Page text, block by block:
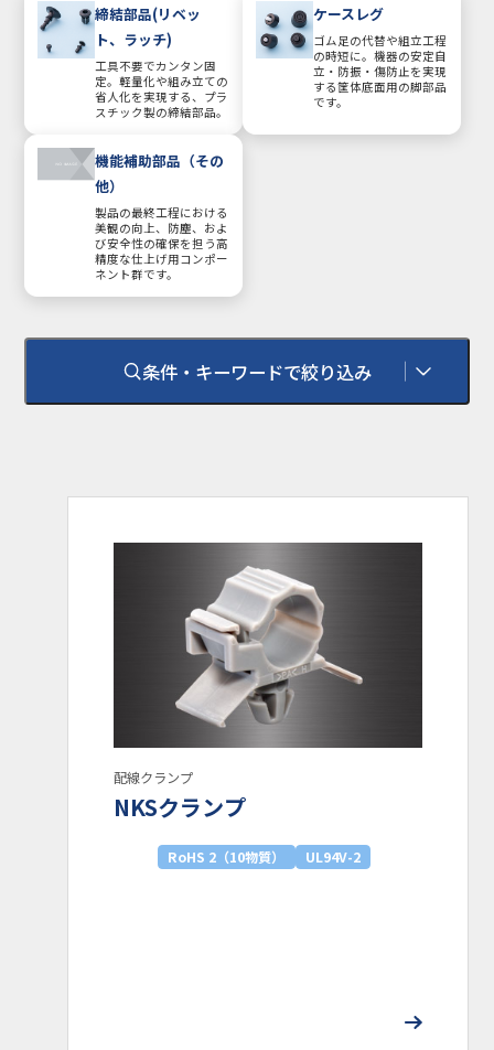
締結部品(リベッ
ト、ラッチ)
工具不要でカンタン固
定。軽量化や組み立ての
省人化を実現する、プラ
スチック製の締結部品。
ケースレグ
ゴム足の代替や組立工程
の時短に。機器の安定自
立・防振・傷防止を実現
する筐体底面用の脚部品
です。
機能補助部品（その
他）
製品の最終工程における
美観の向上、防塵、およ
び安全性の確保を担う高
精度な仕上げ用コンポー
ネント群です。
条件・キーワードで絞り込み
RoHS 2（10物質）
耐熱温度
難燃性
UL94HB
UL
防虫・環境衛生
配線クランプ
NKSクランプ
RoHS 2（10物質） UL94V-2